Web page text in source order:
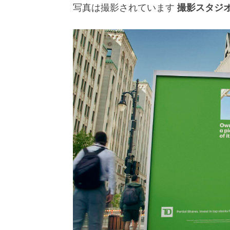
写真は撮影されています 撮影スタジ